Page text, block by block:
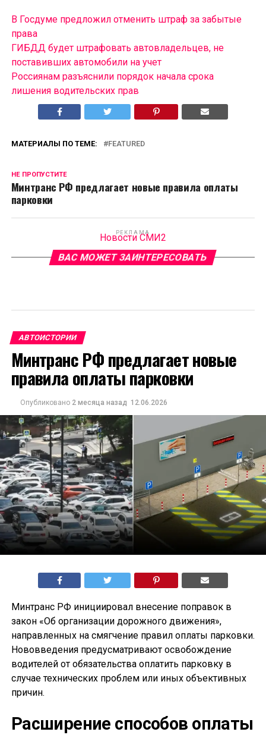
В Госдуме предложил отменить штраф за забытые
права
ГИБДД будет штрафовать автовладельцев, не
поставивших автомобили на учет
Россиянам разъяснили порядок начала срока
лишения водительских прав
МАТЕРИАЛЫ ПО ТЕМЕ: FEATURED
НЕ ПРОПУСТИТЕ
Минтранс РФ предлагает новые правила оплаты
парковки
РЕКЛАМА
Новости СМИ2
ВАС МОЖЕТ ЗАИНТЕРЕСОВАТЬ
АВТОИСТОРИИ
Минтранс РФ предлагает новые
правила оплаты парковки
Опубликовано 2 месяца назад 12.06.2026
Минтранс РФ инициировал внесение поправок в
закон «Об организации дорожного движения»,
направленных на смягчение правил оплаты парковки.
Нововведения предусматривают освобождение
водителей от обязательства оплатить парковку в
случае технических проблем или иных объективных
причин.
Расширение способов оплаты